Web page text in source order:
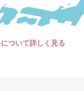
ついて詳しく見る